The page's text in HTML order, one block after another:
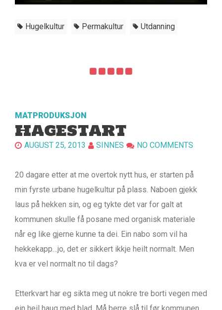
Hugelkultur Permakultur Utdanning
MATPRODUKSJON
HAGESTART
AUGUST 25, 2013 SINNES NO COMMENTS
20 dagare etter at me overtok nytt hus, er starten på
min fyrste urbane hugelkultur på plass. Naboen gjekk
laus på hekken sin, og eg tykte det var for galt at
kommunen skulle få posane med organisk materiale
når eg like gjerne kunne ta dei. Ein nabo som vil ha
hekkekapp…jo, det er sikkert ikkje heilt normalt. Men
kva er vel normalt no til dags?
Etterkvart har eg sikta meg ut nokre tre borti vegen med